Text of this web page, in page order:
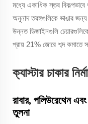
মধ্যে একাধিক স্তর বিকল্পভাবে
অনুনাদ তরঙ্গগুলিকে ভাঙার
উন্নত ডিজাইনগুলি
প্রায় 21% জোরে শব্দ কমাতে
ক্যাস্টার চাকার
রাবার, পলিউরেথেন
তুলনা